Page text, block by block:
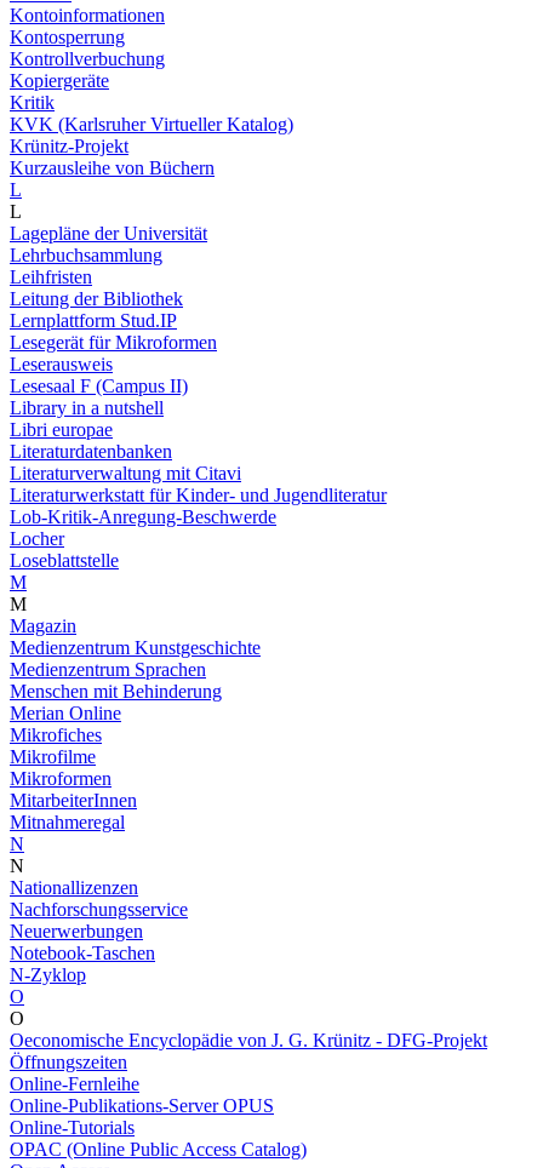
Kontoinformationen
Kontosperrung
Kontrollverbuchung
Kopiergeräte
Kritik
KVK (Karlsruher Virtueller Katalog)
Krünitz-Projekt
Kurzausleihe von Büchern
L
L
Lagepläne der Universität
Lehrbuchsammlung
Leihfristen
Leitung der Bibliothek
Lernplattform Stud.IP
Lesegerät für Mikroformen
Leserausweis
Lesesaal F (Campus II)
Library in a nutshell
Libri europae
Literaturdatenbanken
Literaturverwaltung mit Citavi
Literaturwerkstatt für Kinder- und Jugendliteratur
Lob-Kritik-Anregung-Beschwerde
Locher
Loseblattstelle
M
M
Magazin
Medienzentrum Kunstgeschichte
Medienzentrum Sprachen
Menschen mit Behinderung
Merian Online
Mikrofiches
Mikrofilme
Mikroformen
MitarbeiterInnen
Mitnahmeregal
N
N
Nationallizenzen
Nachforschungsservice
Neuerwerbungen
Notebook-Taschen
N-Zyklop
O
O
Oeconomische Encyclopädie von J. G. Krünitz - DFG-Projekt
Öffnungszeiten
Online-Fernleihe
Online-Publikations-Server OPUS
Online-Tutorials
OPAC (Online Public Access Catalog)